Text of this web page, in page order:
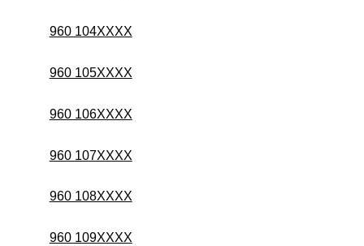
960 104XXXX
960 105XXXX
960 106XXXX
960 107XXXX
960 108XXXX
960 109XXXX